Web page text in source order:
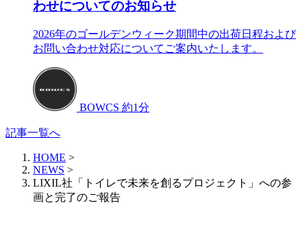
わせについてのお知らせ
2026年のゴールデンウィーク期間中の出荷日程および
お問い合わせ対応についてご案内いたします。
BOWCS 約1分
記事一覧へ
HOME >
NEWS >
LIXIL社「トイレで未来を創るプロジェクト」への参
画と完了のご報告